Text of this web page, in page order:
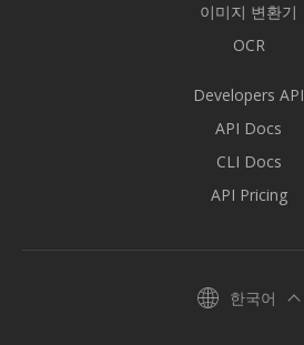
이미지 변환기
OCR
Developers API
API Docs
CLI Docs
API Pricing
한국어